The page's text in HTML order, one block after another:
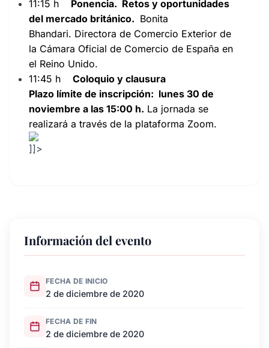
11:15 h Ponencia. Retos y oportunidades
del mercado británico. Bonita
Bhandari. Directora de Comercio Exterior de
la Cámara Oficial de Comercio de España en
el Reino Unido.
11:45 h Coloquio y clausura
Plazo límite de inscripción: lunes 30 de
noviembre a las 15:00 h. La jornada se
realizará a través de la plataforma Zoom.
]]>
Información del evento
FECHA DE INICIO
2 de diciembre de 2020
FECHA DE FIN
2 de diciembre de 2020